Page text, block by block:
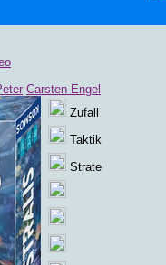
Carsten Engel
Zufall
Taktik
Strate